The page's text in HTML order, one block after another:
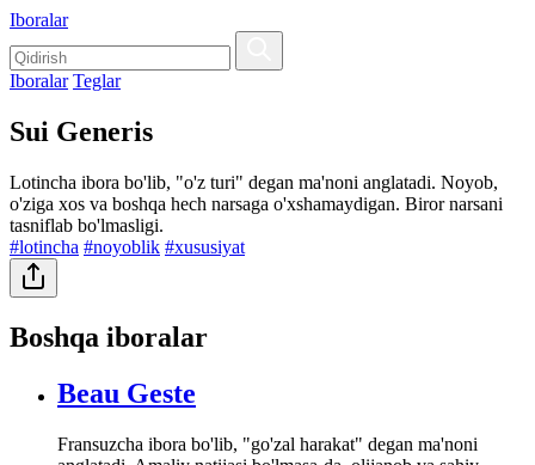
Iboralar
Iboralar Teglar
Sui Generis
Lotincha ibora bo'lib, "o'z turi" degan ma'noni anglatadi. Noyob,
o'ziga xos va boshqa hech narsaga o'xshamaydigan. Biror narsani
tasniflab bo'lmasligi.
#lotincha #noyoblik #xususiyat
Boshqa iboralar
Beau Geste
Fransuzcha ibora bo'lib, "go'zal harakat" degan ma'noni